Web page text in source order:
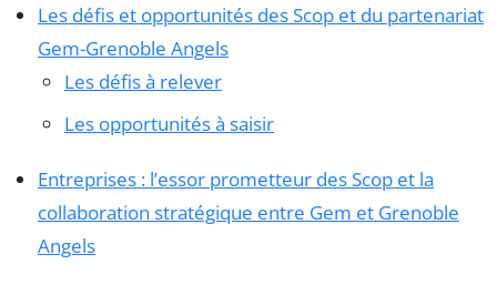
Les défis et opportunités des Scop et du partenariat
Gem-Grenoble Angels
Les défis à relever
Les opportunités à saisir
Entreprises : l’essor prometteur des Scop et la
collaboration stratégique entre Gem et Grenoble
Angels